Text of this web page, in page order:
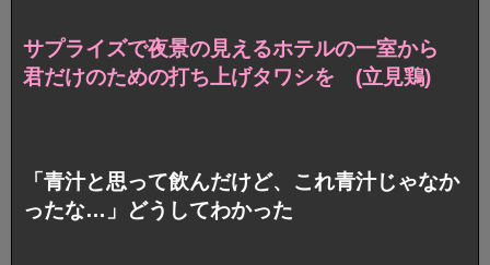
サプライズで夜景の見えるホテルの一室から
君だけのための打ち上げタワシを (立見鶏)
「青汁と思って飲んだけど、これ青汁じゃなか
ったな…」どうしてわかった